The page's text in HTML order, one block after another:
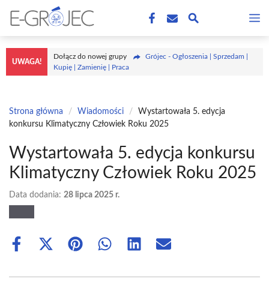
treści
UWAGA!
Dołącz do nowej grupy
Grójec - Ogłoszenia | Sprzedam |
Kupię | Zamienię | Praca
Strona główna / Wiadomości /
Wystartowała 5. edycja
konkursu Klimatyczny Człowiek Roku 2025
Wystartowała 5. edycja konkursu
Klimatyczny Człowiek Roku 2025
Data dodania: 28 lipca 2025 r.
Share
Share
(Twitter)
Share Share Share Share